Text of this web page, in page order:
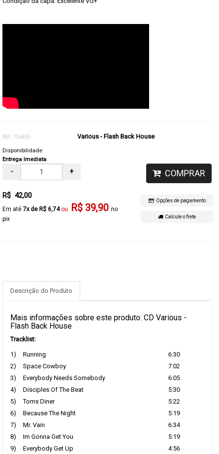
REF: 156495 Various - Flash Back House
Disponibilidade:
Entrega Imediata
- + COMPRAR
R$ 42,00
7x de R$ 6,74 R$ 39,90 no
pix
Opções de pagamento
Calcule o frete
Descrição do Produto
Mais informações sobre este produto: CD Various -
Flash Back House
Tracklist:
1) Running
6:30
2)
Space Cowboy
7:02
3)
Everybody Needs Somebody
6:05
4)
Disciples Of The Beat
5:30
5)
Toms Diner
5:22
6)
Because The Night
5:19
7)
Mr. Vain
6:34
8)
Im Gonna Get You
5:19
9)
Everybody Get Up 4:56